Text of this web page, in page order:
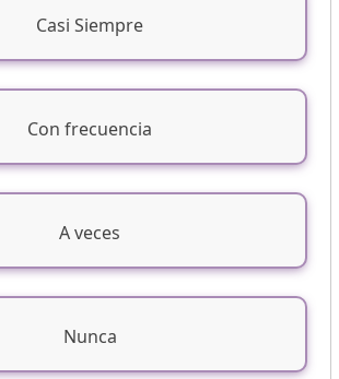
Casi Siempre
Con frecuencia
A veces
Nunca